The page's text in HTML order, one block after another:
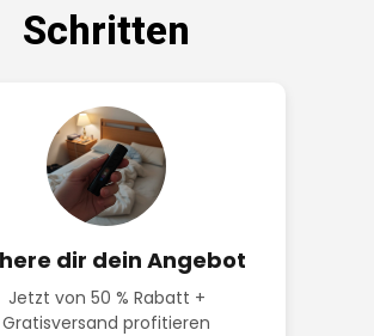
Schritten
dir dein Angebot
Jetzt von 50 % Rabatt +
Gratisversand profitieren